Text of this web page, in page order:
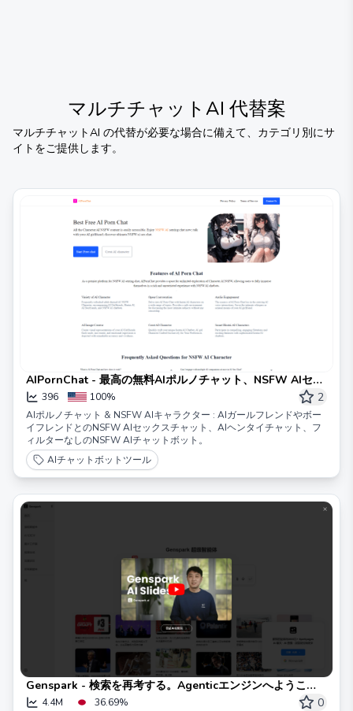
マルチチャットAI 代替案
マルチチャットAI の代替が必要な場合に備えて、カテゴリ別にサ
イトをご提供します。
AIPornChat - 最高の無料AIポルノチャット、NSFW AIセク
スティングチャット
396 100% 2
AIポルノチャット & NSFW AIキャラクター : AIガールフレンドやボー
イフレンドとのNSFW AIセックスチャット、AIヘンタイチャット、フ
ィルターなしのNSFW AIチャットボット。
AIチャットボットツール
Genspark - 検索を再考する。Agenticエンジンへようこ
そ。4.4M 36.69% 0